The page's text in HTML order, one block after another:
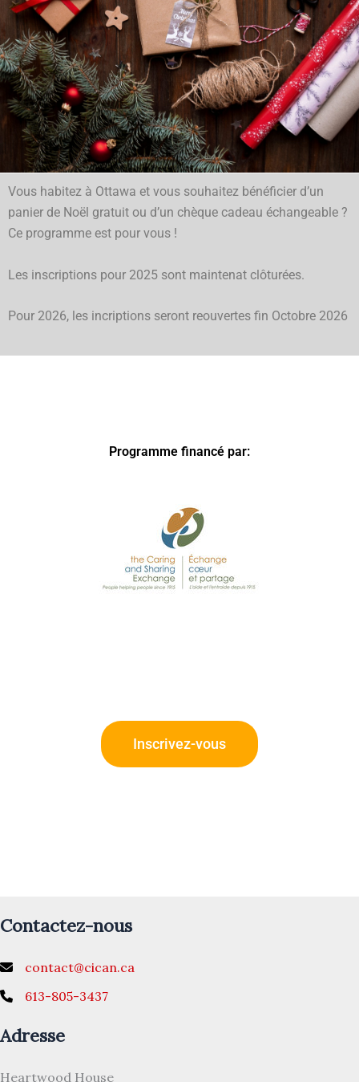
Vous habitez à Ottawa et vous souhaitez bénéficier d’un
panier de Noël gratuit ou d’un chèque cadeau échangeable ?
Ce programme est pour vous !
Les inscriptions pour 2025 sont maintenat clôturées.
Pour 2026, les incriptions seront reouvertes fin Octobre 2026
Programme financé par:
Inscrivez-vous
Contactez-nous
contact@cican.ca
613-805-3437
Adresse
Heartwood House